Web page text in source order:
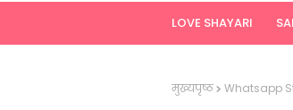
LOVE SHAYARI
मुख्यपृष्ठ Whatsapp